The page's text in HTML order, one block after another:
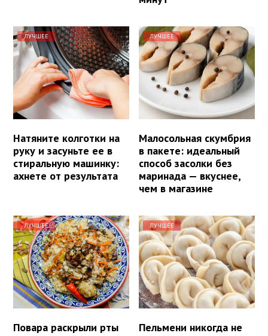
ЛУЧШЕЕ
Натяните колготки на
руку и засуньте ее в
стиральную машинку:
ахнете от результата
ЛУЧШЕЕ
Малосольная скумбрия
в пакете: идеальный
способ засолки без
маринада — вкуснее,
чем в магазине
ЛУЧШЕЕ
Повара раскрыли рты
ЛУЧШЕЕ
Пельмени никогда не